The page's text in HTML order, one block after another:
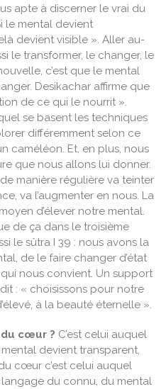
apte à discerner le vrai du
le mental devient
devient visible ». Aller au-
le transformer, le changer, le
c’est que le mental
Desikachar affirme que
de ce qui le nourrit ».
se basent les techniques
différemment selon ce
caméléon. Et, en plus, nous
que nous allons lui donner.
manière régulière va teinter
va l’augmenter en nous. La
d’élever notre mental.
de ça dans le troisième
le sûtra I 39 : nous avons la
de le faire changer d’état
nous convient. Un support
: « choisissons pour notre
à la beauté éternelle ».
du cœur ? C’est celui auquel
devient transparent,
cœur c’est celui auquel
du connu, du mental